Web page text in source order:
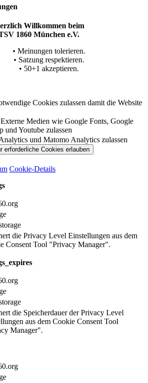
Willkommen beim
1860 München e.V.
• Meinungen tolerieren.
• Satzung respektieren.
• 50+1 akzeptieren.
Cookies zulassen damit die Website
Externe Medien wie Google Fonts, Google
und Youtube zulassen
und Matomo Analytics zulassen
Cookie-Details
die Privacy Level Einstellungen aus dem
Consent Tool "Privacy Manager".
die Speicherdauer der Privacy Level
aus dem Cookie Consent Tool
Manager".